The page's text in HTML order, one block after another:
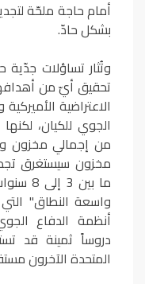
أمام حاجة ملحّة
بشكل حادّ.
وتُثار تساؤلات
تحقيق أيّ من
من إجمالي مخزون
مخزون سيستغرق
ما بين
واسعة النطاق"
أنظمة الدفاع
دروساً ثمينة قد
المتحدة الآخرون